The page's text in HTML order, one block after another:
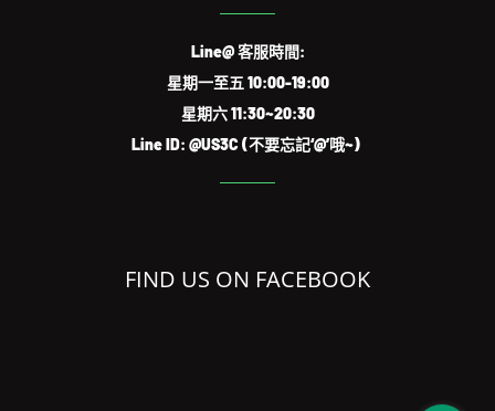
Line@ 客服時間:
星期一至五 10:00-19:00
星期六 11:30~20:30
Line ID: @US3C (不要忘記‘@’哦~)
FIND US ON FACEBOOK